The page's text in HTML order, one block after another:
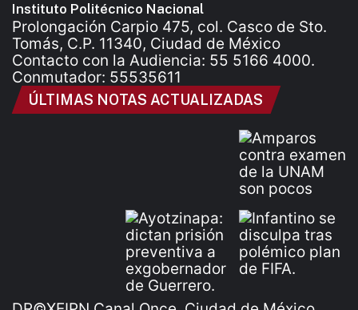
Instituto Politécnico Nacional
Prolongación Carpio 475, col. Casco de Sto.
Tomás, C.P. 11340, Ciudad de México
Contacto con la Audiencia: 55 5166 4000.
Conmutador: 55535611
ÚLTIMAS NOTAS ACTUALIZADAS